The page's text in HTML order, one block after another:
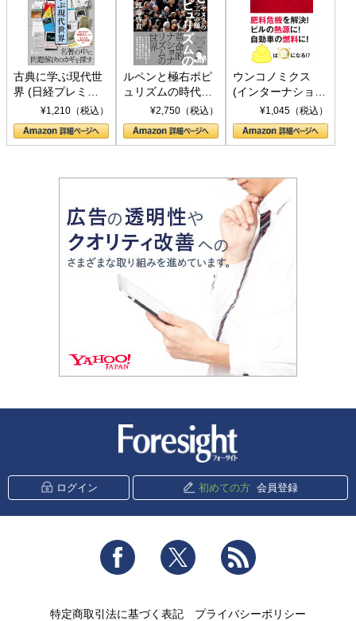
古典に学ぶ現代世
界 (日経プレミア
シリーズ)¥1,210（税込）
ルペンと極右ポピ
ュリズムの時代：
〈ヤヌス〉の二つ
の顔
¥2,750（税込）
ウンコノミクス
(インターナショナ
ル新書)¥1,045（税込）
ログイン 初めての方 会員登録
Facebook Twitter
特定商取引法に基づく表記 プライバシーポリシー